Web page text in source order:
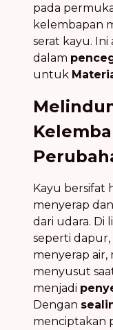
pada
kelembapan
serat kayu.
dalam
untuk
Kayu bersifat
menyerap
dari udara. Di
seperti
menyerap
menyusut
menjadi
Dengan
menciptakan